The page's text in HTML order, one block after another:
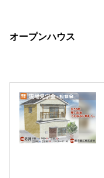
オープンハウス